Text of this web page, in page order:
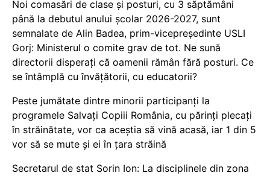
Noi comasări de clase și posturi, cu 3 săptămâni
până la debutul anului școlar 2026-2027, sunt
semnalate de Alin Badea, prim-vicepreședinte USLI
Gorj: Ministerul o comite grav de tot. Ne sună
directorii disperați că oamenii rămân fără posturi. Ce
se întâmplă cu învățătorii, cu educatorii?
Peste jumătate dintre minorii participanți la
programele Salvați Copiii România, cu părinți plecați
în străinătate, vor ca aceștia să vină acasă, iar 1 din 5
vor să se mute și ei în țara străină
Secretarul de stat Sorin Ion: La disciplinele din zona